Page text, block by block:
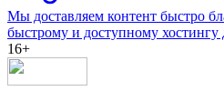
Мы доставляем контент быстро
быстрому и доступному хостингу
16+